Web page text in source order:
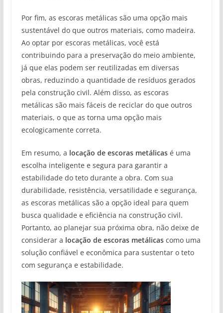
Por fim, as escoras metálicas são uma opção mais
sustentável do que outros materiais, como madeira.
Ao optar por escoras metálicas, você está
contribuindo para a preservação do meio ambiente,
já que elas podem ser reutilizadas em diversas
obras, reduzindo a quantidade de resíduos gerados
pela construção civil. Além disso, as escoras
metálicas são mais fáceis de reciclar do que outros
materiais, o que as torna uma opção mais
ecologicamente correta.
Em resumo, a locação de escoras metálicasé uma
escolha inteligente e segura para garantir a
estabilidade do teto durante a obra. Com sua
durabilidade, resistência, versatilidade e segurança,
as escoras metálicas são a opção ideal para quem
busca qualidade e eficiência na construção civil.
Portanto, ao planejar sua próxima obra, não deixe de
considerar a locação de escoras metálicascomo uma
solução confiável e econômica para sustentar o teto
com segurança e estabilidade.